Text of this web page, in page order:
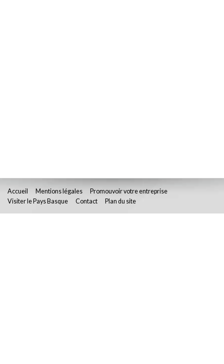
Accueil Mentions légales
Promouvoir votre entreprise
Visiter le Pays Basque
Contact Plan du site